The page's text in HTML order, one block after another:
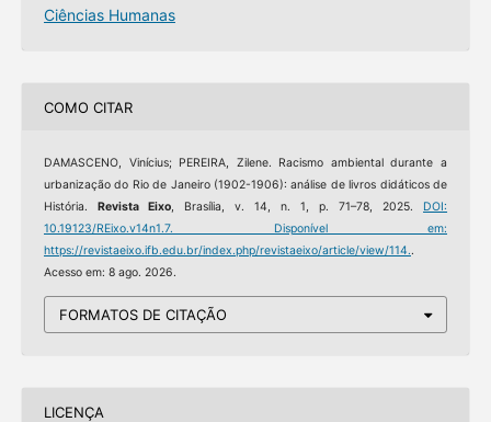
Ciências Humanas
COMO CITAR
DAMASCENO, Vinícius; PEREIRA, Zilene. Racismo ambiental durante a
urbanização do Rio de Janeiro (1902-1906): análise de livros didáticos de
História. Revista Eixo, Brasília, v. 14, n. 1, p. 71–78, 2025. DOI:
10.19123/REixo.v14n1.7. Disponível em:
https://revistaeixo.ifb.edu.br/index.php/revistaeixo/article/view/114..
Acesso em: 8 ago. 2026.
FORMATOS DE CITAÇÃO
LICENÇA